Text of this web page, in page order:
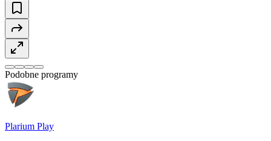
Podobne programy
Plarium Play